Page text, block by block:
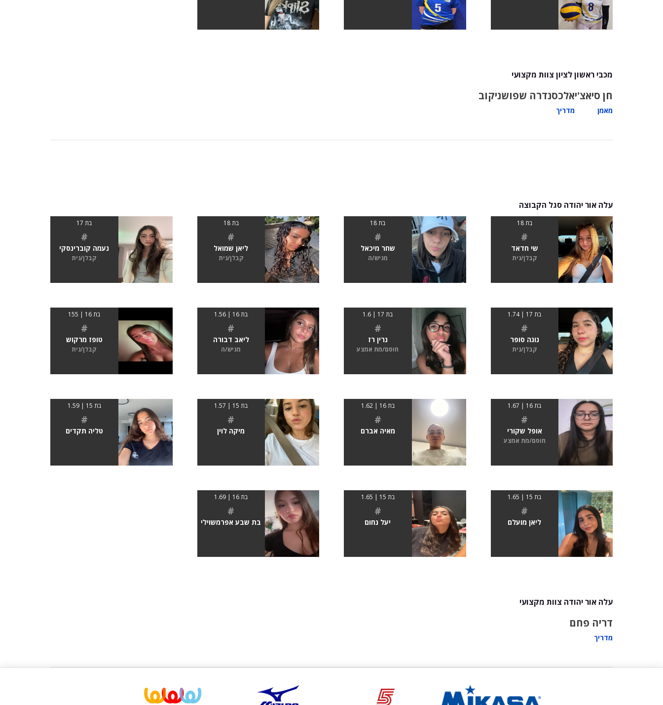
מכבי ראשון לציון צוות מקצועי
חן סיאצ'י
מאמן
אלכסנדרה שפושניקוב
מדריך
עלה אור יהודה סגל הקבוצה
בת 18
#
שי חדאד
קבלן/נית
בת 18
#
שחר מיכאל
מגיש/ה
בת 18
#
ליאן שמואל
קבלן/נית
בת 17
#
נעמה קוברינסקי
קבלן/נית
בת 17 | 1.74
#
נוגה סופר
קבלן/נית
בת 17 | 1.6
#
נרין רז
חוסם/מת אמצע
בת 16 | 1.56
#
ליאב דבורה
מגיש/ה
בת 16 | 155
#
טופז מרקוש
קבלן/נית
בת 16 | 1.67
#
אופל שקורי
חוסם/מת אמצע
בת 16 | 1.62
#
מאיה אברם
בת 15 | 1.57
#
מיקה לוין
בת 15 | 1.59
#
טליה תקדים
בת 15 | 1.65
#
ליאן מועלם
בת 15 | 1.65
#
יעל נחום
בת 16 | 1.69
#
בת שבע אפרמשוילי
עלה אור יהודה צוות מקצועי
דריה פחם
מדריך